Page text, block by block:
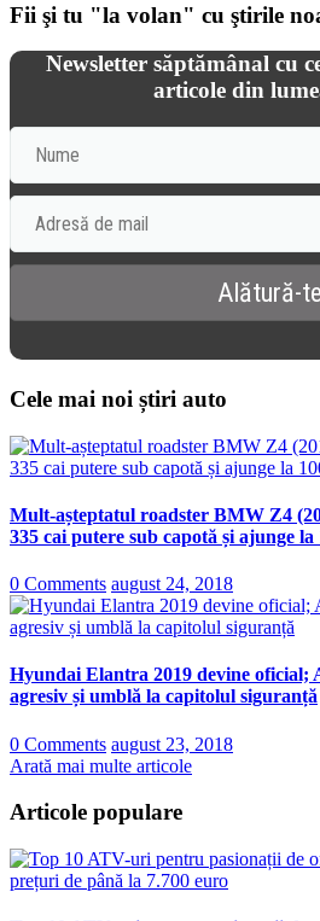
Fii şi tu "la volan" cu ştirile
Newsletter săptămânal cu
articole din
Cele mai noi știri auto
Mult-așteptatul roadster BMW Z4
335 cai putere sub capotă și ajunge
0 Comments august 24, 2018
Hyundai Elantra 2019 devine oficial;
agresiv și umblă la capitolul siguranță
0 Comments august 23, 2018
Arată mai multe articole
Articole populare